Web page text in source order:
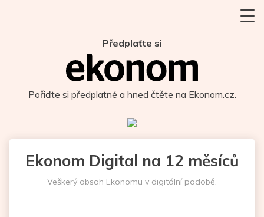
Předplaťte si
Pořiďte si předplatné a hned čtěte na Ekonom.cz.
Ekonom Digital na 12 měsíců
Veškerý obsah Ekonomu v digitální podobě.